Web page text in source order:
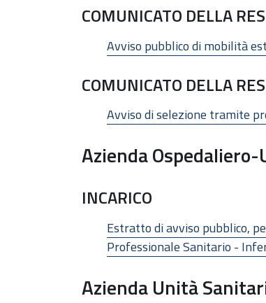
COMUNICATO DELLA
Avviso pubblico di mobilità
COMUNICATO DELLA
Avviso di selezione tramite
Azienda
INCARICO
Estratto di avviso pubblico,
Professionale Sanitario -
Azienda Unità